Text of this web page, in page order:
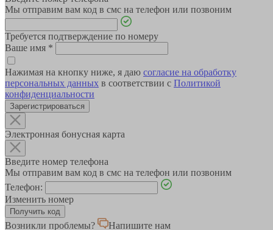
Мы отправим вам код в смс на телефон или позвоним
Требуется подтверждение по номеру
Ваше имя *
Нажимая на кнопку ниже, я даю согласие на обработку
персональных данных в соответствии с Политикой
конфиденциальности
Зарегистрироваться
Электронная бонусная карта
Введите номер телефона
Мы отправим вам код в смс на телефон или позвоним
Телефон:
Изменить номер
Возникли проблемы? Напишите нам